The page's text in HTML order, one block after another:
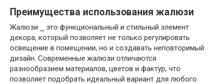
Преимущества использования жалюзи
Жалюзи ⎯ это функциональный и стильный элемент
декора, который позволяет не только регулировать
освещение в помещении, но и создавать неповторимый
дизайн. Современные жалюзи отличаются
разнообразием материалов, цветов и фактур, что
позволяет подобрать идеальный вариант для любого